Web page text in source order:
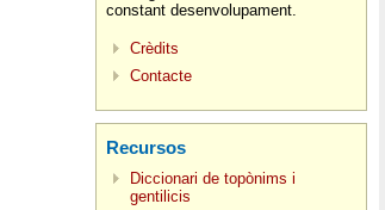
constant desenvolupament.
Crèdits
Contacte
Recursos
Diccionari de topònims i
gentilicis